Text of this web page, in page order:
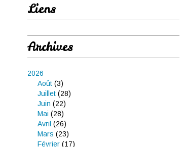
Liens
Archives
2026
Août (3)
Juillet (28)
Juin (22)
Mai (28)
Avril (26)
Mars (23)
Février (17)